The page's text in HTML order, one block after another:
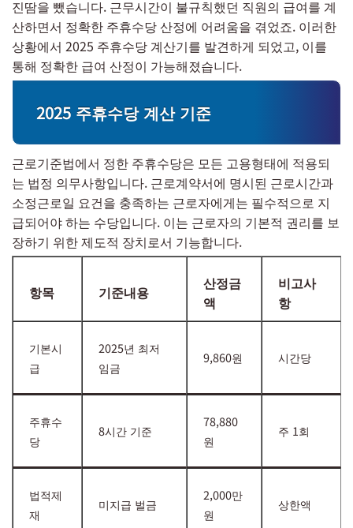
진땀을 뺐습니다. 근무시간이 불규칙했던 직원의 급여를 계
산하면서 정확한 주휴수당 산정에 어려움을 겪었죠. 이러한
상황에서 2025 주휴수당 계산기를 발견하게 되었고, 이를
통해 정확한 급여 산정이 가능해졌습니다.
2025 주휴수당 계산 기준
근로기준법에서 정한 주휴수당은 모든 고용형태에 적용되
는 법정 의무사항입니다. 근로계약서에 명시된 근로시간과
소정근로일 요건을 충족하는 근로자에게는 필수적으로 지
급되어야 하는 수당입니다. 이는 근로자의 기본적 권리를 보
장하기 위한 제도적 장치로서 기능합니다.
항목 기준내용
산정금
액
비고사
항
기본시
급
2025년 최저
임금
9,860원 시간당
주휴수
당
8시간 기준
78,880
원
주 1회
법적제
재
미지급 벌금
2,000만
원
상한액